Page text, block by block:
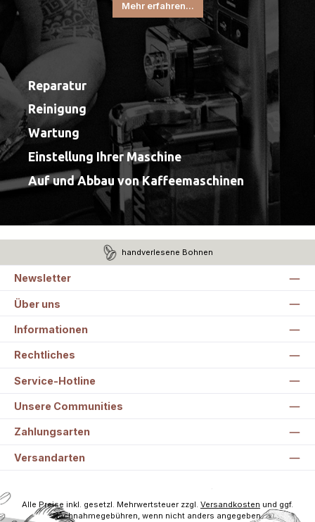
Mehr erfahren...
Reparatur
Reinigung
Wartung
Einstellung Ihrer Maschine
Auf und Abbau von Kaffeemaschinen
handverlesene Bohnen
Newsletter
Über uns
Informationen
Rechtliches
Service-Hotline
Unsere Communities
Zahlungsarten
Versandarten
Alle Preise inkl. gesetzl. Mehrwertsteuer zzgl. Versandkosten und ggf.
Nachnahmegebühren, wenn nicht anders angegeben.